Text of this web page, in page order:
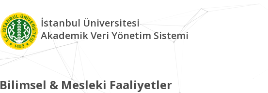
İstanbul Üniversitesi
Akademik Veri Yönetim Sistemi
Bilimsel & Mesleki Faaliyetler